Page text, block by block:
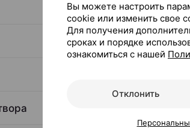
Вы можете настроить
cookie или изменить свое
Для получения
сроках и порядке
ознакомиться с нашей
Отклонить